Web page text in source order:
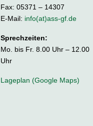
Fax: 05371 – 14307
E-Mail: info(at)ass-gf.de
Sprechzeiten:
Mo. bis Fr. 8.00 Uhr – 12.00
Uhr
Lageplan (Google Maps)